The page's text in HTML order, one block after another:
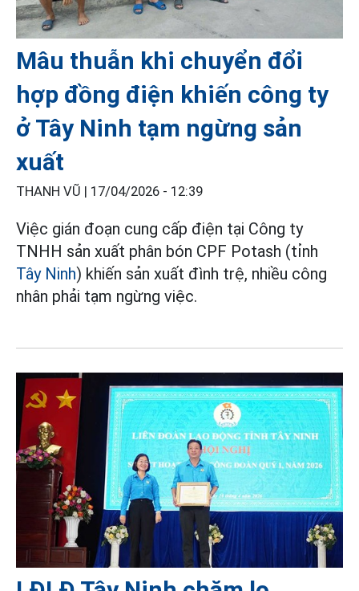
Mâu thuẫn khi chuyển đổi
hợp đồng điện khiến công ty
ở Tây Ninh tạm ngừng sản
xuất
THANH VŨ | 17/04/2026 - 12:39
Việc gián đoạn cung cấp điện tại Công ty
TNHH sản xuất phân bón CPF Potash (tỉnh
Tây Ninh) khiến sản xuất đình trệ, nhiều công
nhân phải tạm ngừng việc.